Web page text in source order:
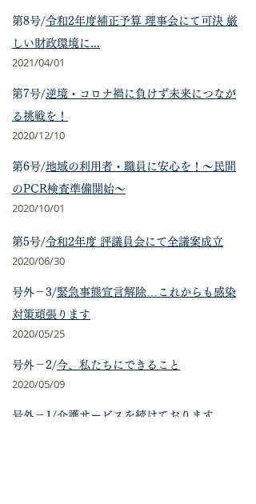
第8号/令和2年度補正予算 理事会にて可決 厳
しい財政環境に...
2021/04/01
第7号/逆境・コロナ禍に負けず未来につなが
る挑戦を！
2020/12/10
第6号/地域の利用者・職員に安心を！～民間
のPCR検査準備開始～
2020/10/01
第5号/令和2年度 評議員会にて全議案成立
2020/06/30
号外－3/緊急事態宣言解除…これからも感染
対策頑張ります
2020/05/25
号外－2/今、私たちにできること
2020/05/09
号外－1/介護サービスを続けております